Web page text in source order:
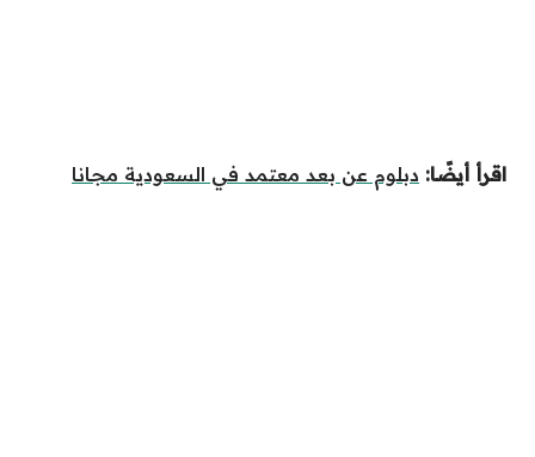
اقرأ أيضًا: دبلوم عن بعد معتمد في السعودية مجانا